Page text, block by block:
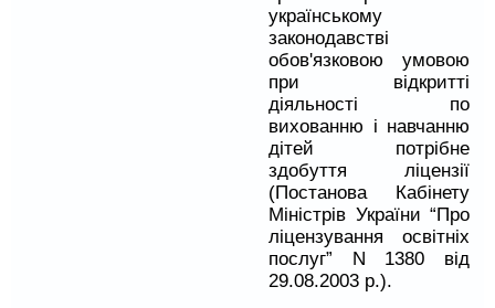
українському
законодавстві
обов'язковою умовою
при відкритті
діяльності по
вихованню і навчанню
дітей потрібне
здобуття ліцензії
(Постанова Кабінету
Міністрів України “Про
ліцензування освітніх
послуг” N 1380 від
29.08.2003 р.).